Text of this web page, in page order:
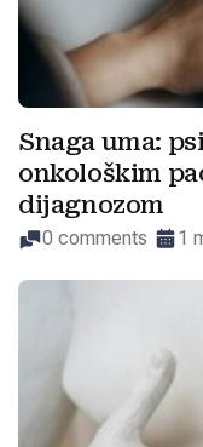
Snaga uma:
onkološkim
dijagnozom
0 comments 1